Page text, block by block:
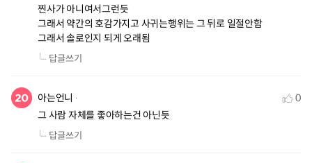
찐사가 아니여서그런듯
그래서 약간의 호감가지고 사귀는행위는 그 뒤로 일절안함
그래서 솔로인지 되게 오래됨
답글쓰기
아는언니
0
그 사람 자체를 좋아하는건 아닌듯
답글쓰기